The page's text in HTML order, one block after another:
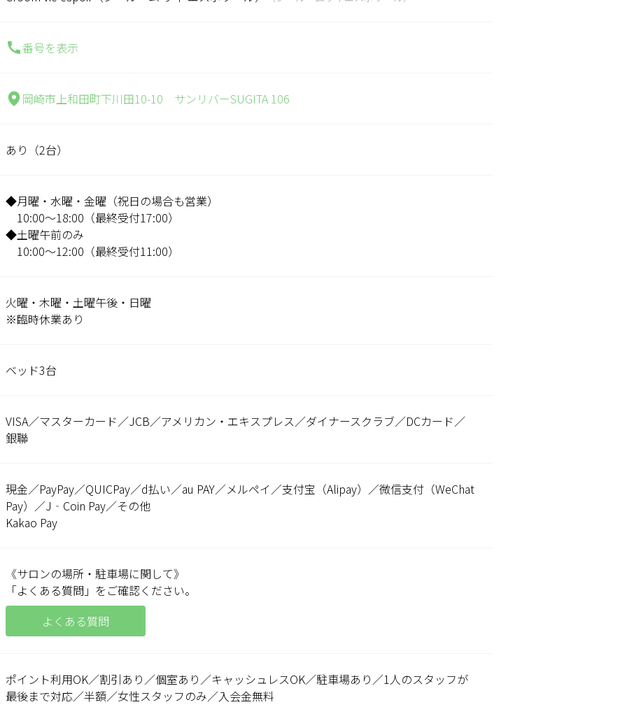
番号を表示
岡崎市上和田町下川田10-10 サンリバーSUGITA 106
あり（2台）
◆月曜・水曜・金曜（祝日の場合も営業）
10:00～18:00（最終受付17:00）
◆土曜午前のみ
10:00～12:00（最終受付11:00）
火曜・木曜・土曜午後・日曜
※臨時休業あり
ベッド3台
VISA／マスターカード／JCB／アメリカン・エキスプレス／ダイナースクラブ／DCカード／
銀聯
現金／PayPay／QUICPay／d払い／au PAY／メルペイ／支付宝（Alipay）／微信支付（WeChat
Pay）／J‐Coin Pay／その他
Kakao Pay
《サロンの場所・駐車場に関して》
「よくある質問」をご確認ください。
よくある質問
ポイント利用OK／割引あり／個室あり／キャッシュレスOK／駐車場あり／1人のスタッフが
最後まで対応／半額／女性スタッフのみ／入会金無料